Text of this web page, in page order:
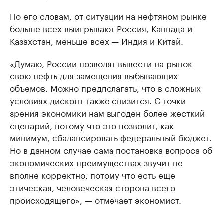
По его словам, от ситуации на нефтяном рынке
больше всех выигрывают Россия, Каннада и
Казахстан, меньше всех — Индия и Китай.
«Думаю, России позволят вывести на рынок
свою нефть для замещения выбывающих
объемов. Можно предполагать, что в сложных
условиях дисконт также снизится. С точки
зрения экономики нам выгоден более жесткий
сценарий, потому что это позволит, как
минимум, сбалансировать федеральный бюджет.
Но в данном случае сама постановка вопроса об
экономических преимуществах звучит не
вполне корректно, потому что есть еще
этическая, человеческая сторона всего
происходящего», — отмечает экономист.